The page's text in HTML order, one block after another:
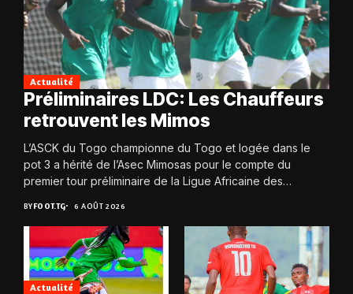
Actualité
Préliminaires LDC: Les Chauffeurs
retrouvent les Mimos
L’ASCK du Togo championne du Togo et logée dans le
pot 3 a hérité de l’Asec Mimosas pour le compte du
premier tour préliminaire de la Ligue Africaine des
BYFOOT.TG 6 AOÛT 2026
Actualité